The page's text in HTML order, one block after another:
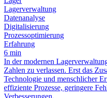
Lagerverwaltung
Datenanalyse
Digitalisierung
Prozessoptimierung
Erfahrung
6 min
In der modernen
Zahlen zu verlassen. Erst das
Technologie und menschlicher
effiziente Prozesse, geringere